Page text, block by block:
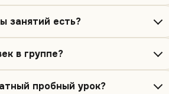
занятий есть?
в группе?
пробный урок?